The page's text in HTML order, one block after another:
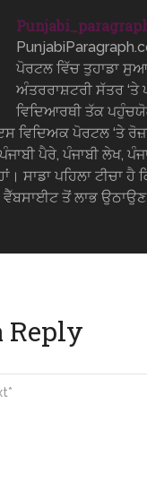
ਪੋਰਟਲ ਵਿੱਚ ਤੁਹਾਡਾ
ਅੰਤਰਰਾਸ਼ਟਰੀ ਸੱਤਰ ‘ਤੇ
ਵਿਦਿਆਰਥੀ ਤੱਕ
ਵਿਦਿਅਕ ਪੋਰਟਲ ‘ਤੇ
ਪੈਰੇ, ਪੰਜਾਬੀ ਲੇਖ,
ਸਾਡਾ ਪਹਿਲਾ ਟੀਚਾ ਹੈ
ਤੋਂ ਲਾਭ
Reply